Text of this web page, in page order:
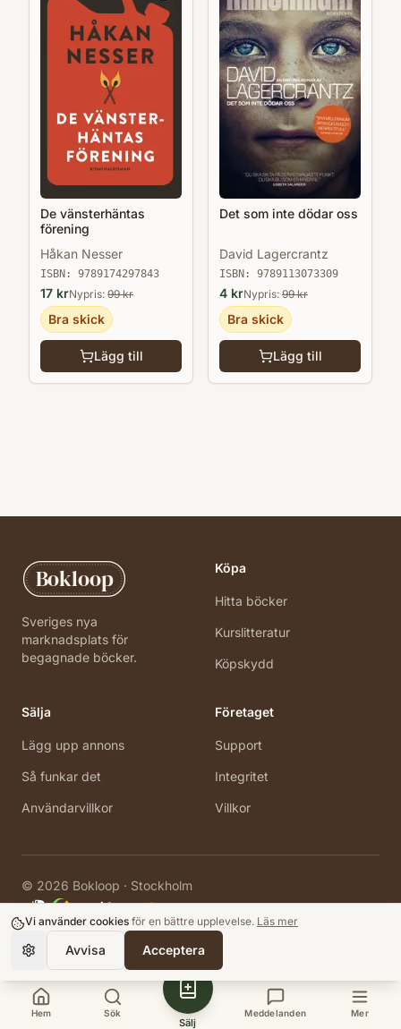
De vänsterhäntas
förening
Håkan Nesser
ISBN: 9789174297843
17 krNypris: 99kr
Bra skick
Lägg till
Det som inte dödar oss
David Lagercrantz
ISBN: 9789113073309
4 krNypris: 99kr
Bra skick
Lägg till
Bokloop
Sveriges nya
marknadsplats för
begagnade böcker.
Köpa
Hitta böcker
Kurslitteratur
Köpskydd
Sälja
Lägg upp annons
Så funkar det
Användarvillkor
Företaget
Support
Integritet
Villkor
© 2026 Bokloop · Stockholm
Hem Sök
Sälj
Meddelanden Mer
Vi använder cookies för en bättre upplevelse. Läs mer
Avvisa Acceptera